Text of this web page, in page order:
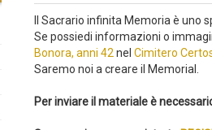
Il Sacrario infinita Memoria è
Se possiedi informazioni o
Bonora, anni 42 nel Cimitero
Saremo noi a creare il Memorial.
Per inviare il materiale è